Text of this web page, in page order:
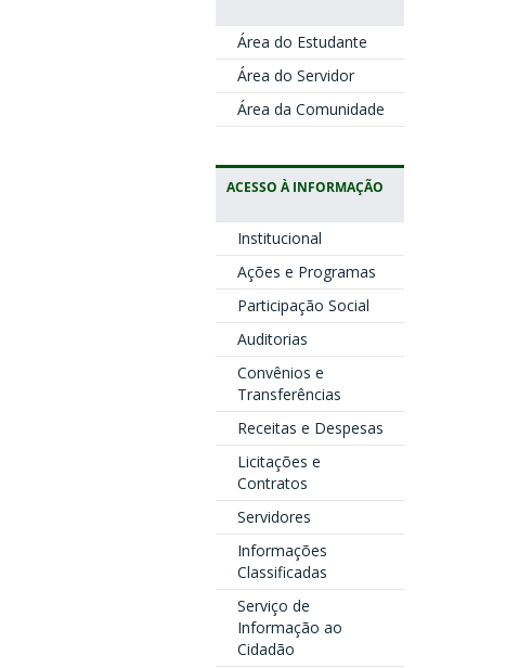
Área do Estudante
Área do Servidor
Área da Comunidade
ACESSO À INFORMAÇÃO
Institucional
Ações e Programas
Participação Social
Auditorias
Convênios e
Transferências
Receitas e Despesas
Licitações e
Contratos
Servidores
Informações
Classificadas
Serviço de
Informação ao
Cidadão